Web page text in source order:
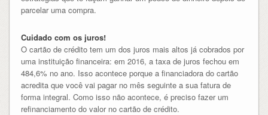
parcelar uma compra.
Cuidado com os juros!
O cartão de crédito tem um dos juros mais altos já cobrados por
uma instituição financeira: em 2016, a taxa de juros fechou em
484,6% no ano. Isso acontece porque a financiadora do cartão
acredita que você vai pagar no mês seguinte a sua fatura de
forma integral. Como isso não acontece, é preciso fazer um
refinanciamento do valor no cartão de crédito.